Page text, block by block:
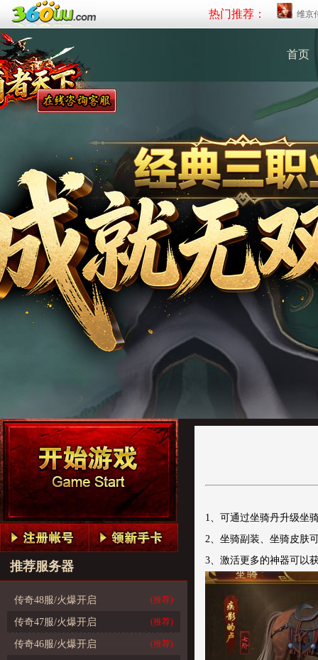
热门推荐： 维京
首页
推荐服务器
传奇48服/火爆开启 (推荐)
传奇47服/火爆开启 (推荐)
传奇46服/火爆开启 (推荐)
1、可通过坐骑丹升级坐
2、坐骑副装、坐骑皮肤
3、激活更多的神器可以